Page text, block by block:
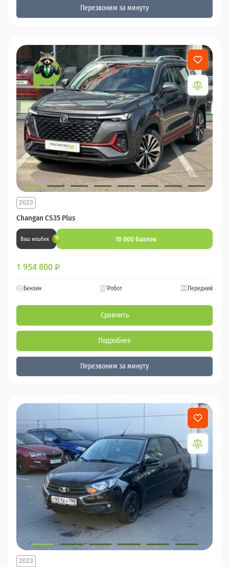
Перезвоним за минуту
Changan CS35 Plus
2023
Ваш кешбек 10 000 баллов
1 954 800 ₽
Бензин Робот Передний
Сравнить
Подробнее
Перезвоним за минуту
2023